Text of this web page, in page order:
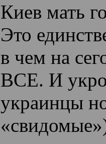
Киев мать
Это
в чем на
ВСЕ. И
украинцы